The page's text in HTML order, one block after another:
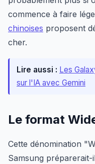
commence à faire
chinoises proposent
cher.
Lire aussi : Les
sur l'IA avec Gemini
Le format
Cette dénomination
Samsung